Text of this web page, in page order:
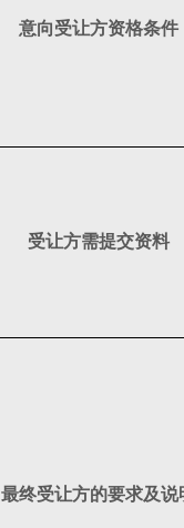
意向受让方资格条件
受让方需提交资料
最终受让方的要求及说